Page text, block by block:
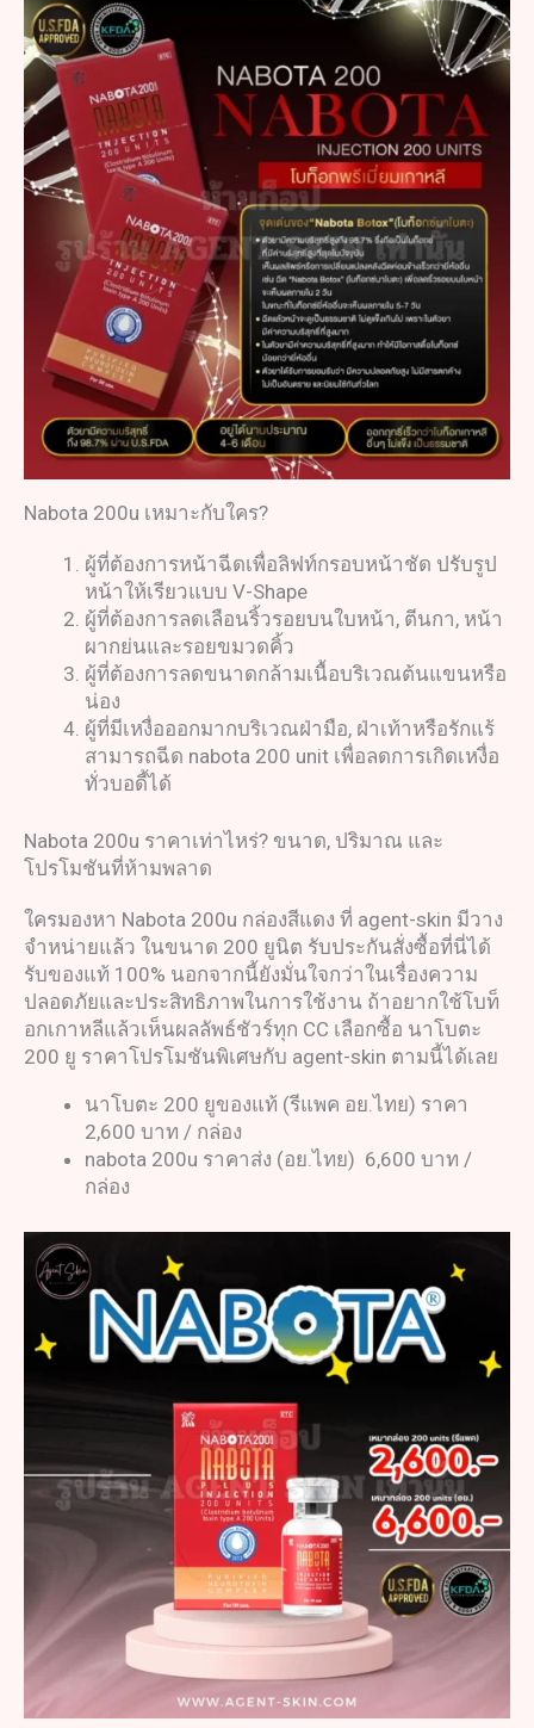
Nabota 200u เหมาะกับใคร?
ผู้ที่ต้องการหน้าฉีดเพื่อลิฟท์กรอบหน้าชัด ปรับรูป
หน้าให้เรียวแบบ V-Shape
ผู้ที่ต้องการลดเลือนริ้วรอยบนใบหน้า, ตีนกา, หน้า
ผากย่นและรอยขมวดคิ้ว
ผู้ที่ต้องการลดขนาดกล้ามเนื้อบริเวณต้นแขนหรือ
น่อง
ผู้ที่มีเหงื่อออกมากบริเวณฝ่ามือ, ฝ่าเท้าหรือรักแร้
สามารถฉีด nabota 200 unit เพื่อลดการเกิดเหงื่อ
ทั่วบอดี้ได้
Nabota 200u ราคาเท่าไหร่? ขนาด, ปริมาณ และ
โปรโมชันที่ห้ามพลาด
ใครมองหา Nabota 200u กล่องสีแดง ที่ agent-skin มีวาง
จำหน่ายแล้ว ในขนาด 200 ยูนิต รับประกันสั่งซื้อที่นี่ได้
รับของแท้ 100% นอกจากนี้ยังมั่นใจกว่าในเรื่องความ
ปลอดภัยและประสิทธิภาพในการใช้งาน ถ้าอยากใช้โบท็
อกเกาหลีแล้วเห็นผลลัพธ์ชัวร์ทุก CC เลือกซื้อ นาโบตะ
200 ยู ราคาโปรโมชันพิเศษกับ agent-skin ตามนี้ได้เลย
นาโบตะ 200 ยูของแท้ (รีแพค อย.ไทย) ราคา
2,600 บาท / กล่อง
nabota 200u ราคาส่ง (อย.ไทย) 6,600 บาท /
กล่อง